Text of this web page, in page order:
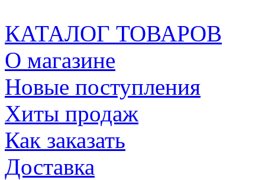
КАТАЛОГ ТОВАРОВ
О магазине
Новые поступления
Хиты продаж
Как заказать
Доставка